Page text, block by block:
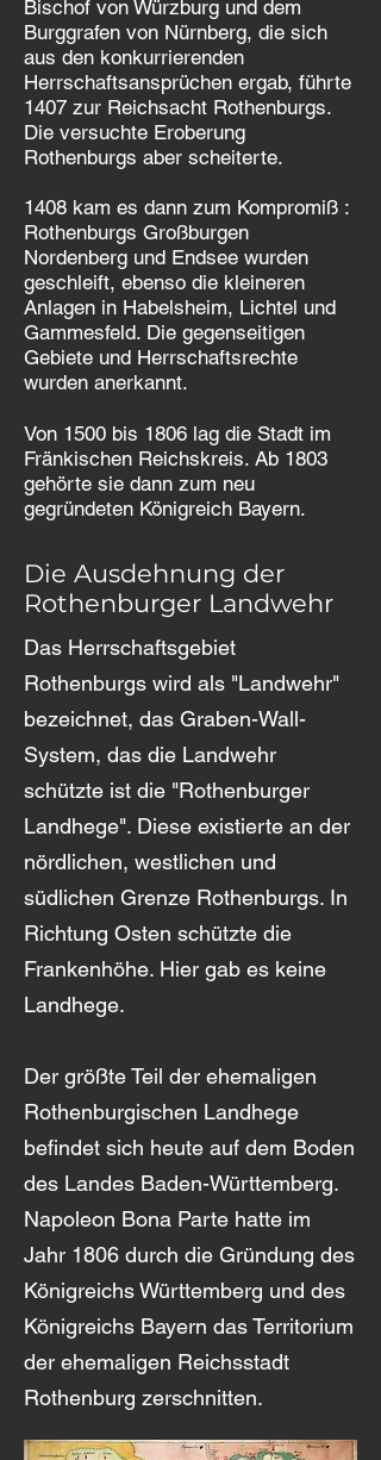
Bischof von Würzburg und dem
Burggrafen von Nürnberg, die sich
aus den konkurrierenden
Herrschaftsansprüchen ergab, führte
1407 zur Reichsacht Rothenburgs.
Die versuchte Eroberung
Rothenburgs aber scheiterte.
1408 kam es dann zum Kompromiß :
Rothenburgs Großburgen
Nordenberg und Endsee wurden
geschleift, ebenso die kleineren
Anlagen in Habelsheim, Lichtel und
Gammesfeld. Die gegenseitigen
Gebiete und Herrschaftsrechte
wurden anerkannt.
Von 1500 bis 1806 lag die Stadt im
Fränkischen Reichskreis. Ab 1803
gehörte sie dann zum neu
gegründeten Königreich Bayern.
Die Ausdehnung der
Rothenburger Landwehr
Das Herrschaftsgebiet
Rothenburgs wird als "Landwehr"
bezeichnet, das Graben-Wall-
System, das die Landwehr
schützte ist die "Rothenburger
Landhege". Diese existierte an der
nördlichen, westlichen und
südlichen Grenze Rothenburgs. In
Richtung Osten schützte die
Frankenhöhe. Hier gab es keine
Landhege.
Der größte Teil der ehemaligen
Rothenburgischen Landhege
befindet sich heute auf dem Boden
des Landes Baden-Württemberg.
Napoleon Bona Parte hatte im
Jahr 1806 durch die Gründung des
Königreichs Württemberg und des
Königreichs Bayern das Territorium
der ehemaligen Reichsstadt
Rothenburg zerschnitten.